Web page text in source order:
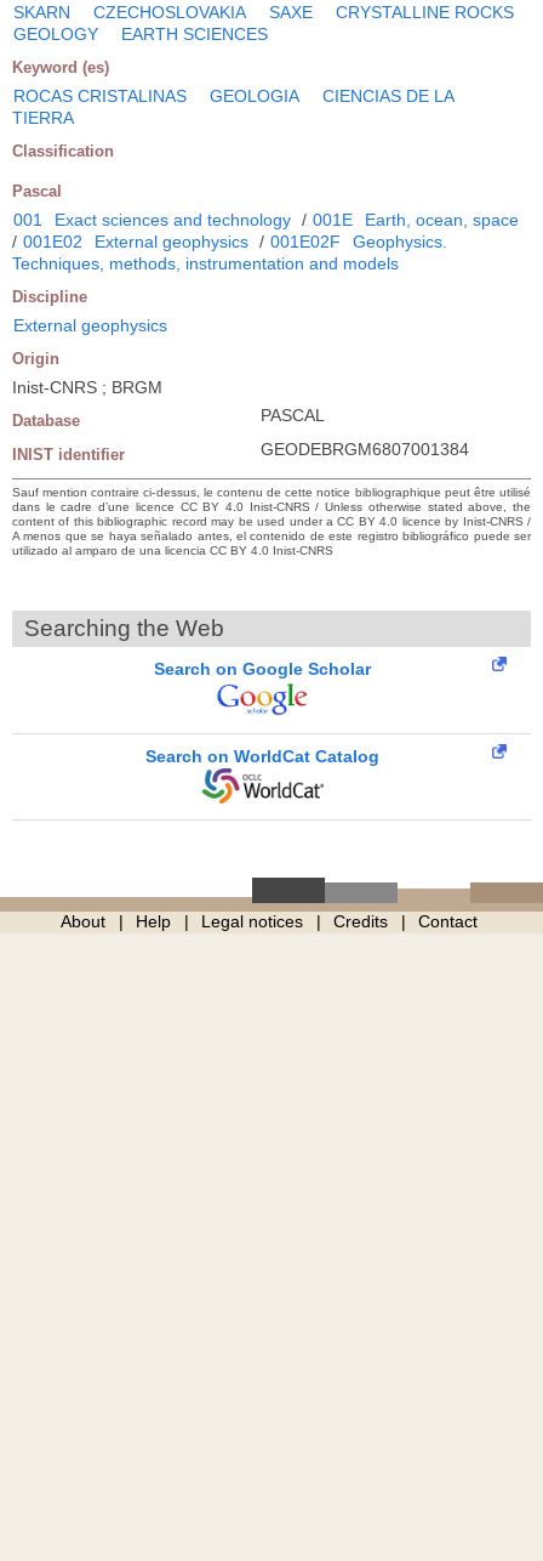
SKARN CZECHOSLOVAKIA SAXE
CRYSTALLINE ROCKS
GEOLOGY
EARTH SCIENCES
Keyword (es)
ROCAS CRISTALINAS GEOLOGIA
CIENCIAS DE LA
TIERRA
Classification
Pascal
001 Exact sciences and technology / 001E
Earth, ocean, space
/ 001E02 External geophysics / 001E02F
Geophysics.
Techniques, methods, instrumentation and models
Discipline
External geophysics
Origin
Inist-CNRS ; BRGM
Database PASCAL
INIST identifier GEODEBRGM6807001384
Sauf mention contraire ci-dessus, le contenu de cette notice bibliographique peut être utilisé
dans le cadre d’une licence CC BY 4.0 Inist-CNRS / Unless otherwise stated above, the
content of this bibliographic record may be used under a CC BY 4.0 licence by Inist-CNRS /
A menos que se haya señalado antes, el contenido de este registro bibliográfico puede ser
utilizado al amparo de una licencia CC BY 4.0 Inist-CNRS
Searching the Web
Search on Google Scholar
Search on WorldCat Catalog
About Help Legal notices Credits Contact